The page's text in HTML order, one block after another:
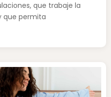
que trabaje la
que permita